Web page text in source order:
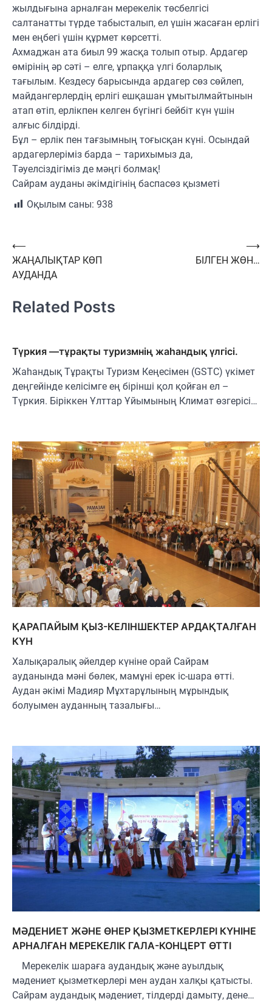
жылдығына арналған мерекелік төсбелгісі
салтанатты түрде табысталып, ел үшін жасаған ерлігі
мен еңбегі үшін құрмет көрсетті.
Ахмаджан ата биыл 99 жасқа толып отыр. Ардагер
өмірінің әр сәті – елге, ұрпаққа үлгі боларлық
тағылым. Кездесу барысында ардагер сөз сөйлеп,
майдангерлердің ерлігі ешқашан ұмытылмайтынын
атап өтіп, ерлікпен келген бүгінгі бейбіт күн үшін
алғыс білдірді.
Бұл – ерлік пен тағзымның тоғысқан күні. Осындай
ардагерлеріміз барда – тарихымыз да,
Тәуелсіздігіміз де мәңгі болмақ!
Сайрам ауданы әкімдігінің баспасөз қызметі
Оқылым саны: 938
Навигация
по
записям
⟵
ЖАҢАЛЫҚТАР КӨП
АУДАНДА
БІЛГЕН ЖӨН…
⟶
Related Posts
Түркия —тұрақты туризмнің жаһандық үлгісі.
Жаһандық Тұрақты Туризм Кеңесімен (GSTC) үкімет
деңгейінде келісімге ең бірінші қол қойған ел –
Түркия. Біріккен Ұлттар Ұйымының Климат өзгерісі…
ҚАРАПАЙЫМ ҚЫЗ-КЕЛІНШЕКТЕР АРДАҚТАЛҒАН
КҮН
Халықаралық әйелдер күніне орай Сайрам
ауданында мәні бөлек, мамұні ерек іс-шара өтті.
Аудан әкімі Мадияр Мұхтарұлының мұрындық
болуымен ауданның тазалығы…
МӘДЕНИЕТ ЖӘНЕ ӨНЕР ҚЫЗМЕТКЕРЛЕРІ КҮНІНЕ
АРНАЛҒАН МЕРЕКЕЛІК ГАЛА-КОНЦЕРТ ӨТТІ
Мерекелік шараға аудандық және ауылдық
мәдениет қызметкерлері мен аудан халқы қатысты.
Сайрам аудандық мәдениет, тілдерді дамыту, дене…